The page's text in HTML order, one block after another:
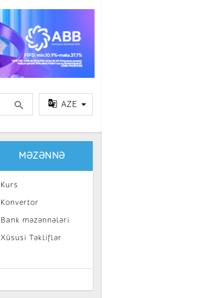
AZE
MƏZƏNNƏ
Kurs
Konvertor
Bank məzənnələri
Xüsusi Təkliflər